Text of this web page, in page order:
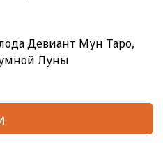
Девиант Мун Таро,
Луны